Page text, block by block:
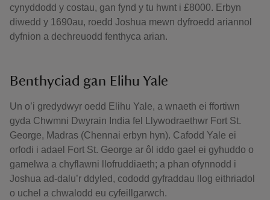
cynyddodd y costau, gan fynd y tu hwnt i £8000. Erbyn
diwedd y 1690au, roedd Joshua mewn dyfroedd ariannol
dyfnion a dechreuodd fenthyca arian.
Benthyciad gan Elihu Yale
Un o’i gredydwyr oedd Elihu Yale, a wnaeth ei ffortiwn
gyda Chwmni Dwyrain India fel Llywodraethwr Fort St.
George, Madras (Chennai erbyn hyn). Cafodd Yale ei
orfodi i adael Fort St. George ar ôl iddo gael ei gyhuddo o
gamelwa a chyflawni llofruddiaeth; a phan ofynnodd i
Joshua ad-dalu’r ddyled, cododd gyfraddau llog eithriadol
o uchel a chwalodd eu cyfeillgarwch.